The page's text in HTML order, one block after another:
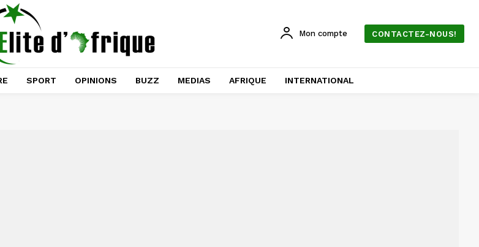
Mon compte CONTACTEZ-NOUS!
SPORT OPINIONS BUZZ MEDIAS AFRIQUE INTERNATIONAL